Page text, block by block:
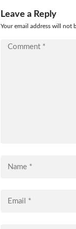
Leave a Reply
Your email address will not
Comment